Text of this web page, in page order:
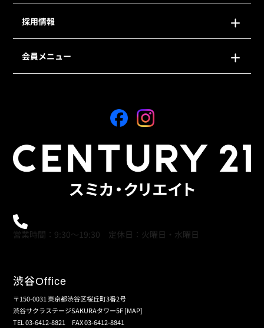
採用情報
会員メニュー
営業時間：9:30～19:30 定休日：火曜日・水曜日
渋谷Office
〒150-0031 東京都渋谷区桜丘町3番2号
渋谷サクラステージSAKURAタワー5F[MAP]
TEL 03-6412-8821 FAX 03-6412-8841